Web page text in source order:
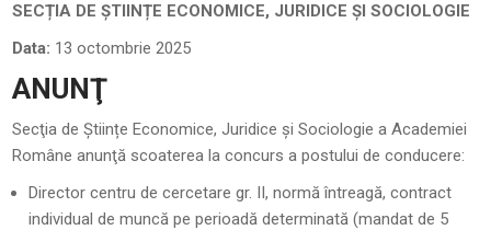
SECȚIA DE ȘTIINȚE ECONOMICE, JURIDICE ȘI SOCIOLOGIE
Data: 13 octombrie 2025
ANUNŢ
Secţia de Științe Economice, Juridice și Sociologie a Academiei
Române anunţă scoaterea la concurs a postului de conducere:
Director centru de cercetare gr. II, normă întreagă, contract
individual de muncă pe perioadă determinată (mandat de 5